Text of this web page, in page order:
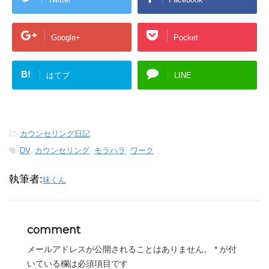
Google+ Pocket
B! はてブ LINE
-カウンセリング日記
-DV, カウンセリング, モラハラ , ワーク
執筆者:味くん
comment
メールアドレスが公開されることはありません。 * が付
いている欄は必須項目です